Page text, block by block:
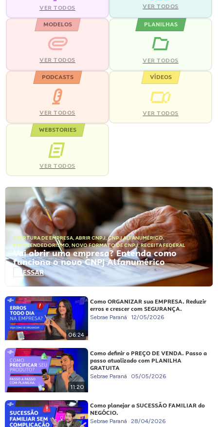
VER TODOS VER TODOS
MODELOS
VER TODOS
PLANILHAS
VER TODOS
PODCASTS
VER TODOS
VÍDEOS
VER TODOS
WEBSTORIES
VER TODOS
ABERTURA DE EMPRESA, ABRIR CNPJ,CNPJ ALFANUMÉRICO,
EMPREENDEDORISMO, NOVO FORMATO DE CNPJ,RECEITA FEDERAL
Vai abrir uma empresa? Entenda como
funciona o novo CNPJ Alfanumérico
ACESSAR
06:24
Como ORGANIZAR sua EMPRESA. Reduzir
erros e crescer com SEGURANÇA.
Sebrae Paraná 12/05/2026
11:20
Como definir o PREÇO DE VENDA. Passo a
passo atualizado com PLANILHA
GRATUITA
Sebrae Paraná 05/05/2026
Como planejar a SUCESSÃO FAMILIAR do
NEGÓCIO.
Sebrae Paraná 28/04/2026